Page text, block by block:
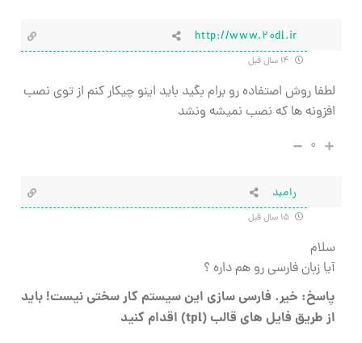
http://www.20dl.ir
لطفا روش اصتفاده رو برام بگيد بايد اينو چيكار كنم از توي نصب
افزونه ها كه نصب نميشه ونشد
۰
رامبد
سلام
آیا زبان فارسی رو هم داره ؟
پاسخ: خیر. فارسی سازی این سیستم کار سختی نیست! باید
از طریق فایل های قالب (tpl) اقدام کنید